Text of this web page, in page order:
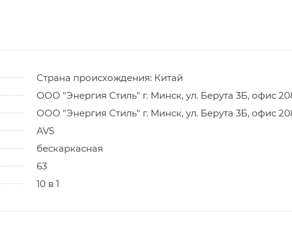
Страна происхождения: Китай
ООО "Энергия Стиль" г. Минск, ул. Берута 3Б, офис
ООО "Энергия Стиль" г. Минск, ул. Берута 3Б, офис
AVS
бескаркасная
63
10 в 1